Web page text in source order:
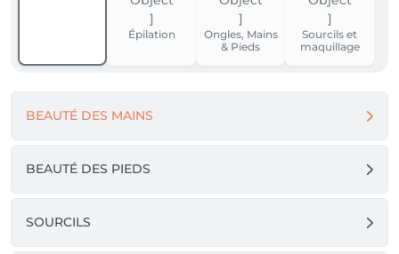
Épilation
Ongles, Mains
& Pieds
Sourcils et
maquillage
BEAUTÉ DES MAINS
BEAUTÉ DES PIEDS
SOURCILS